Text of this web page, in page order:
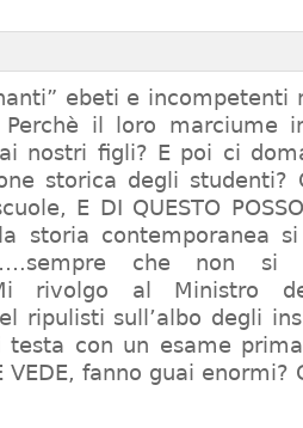
ebeti e
il loro marciume
nostri figli? E poi ci
storica degli
E DI QUESTO POSSO
storia contemporanea
che non
rivolgo al Ministro
ripulisti sull’albo degli
testa con un esame
VEDE, fanno guai enormi?